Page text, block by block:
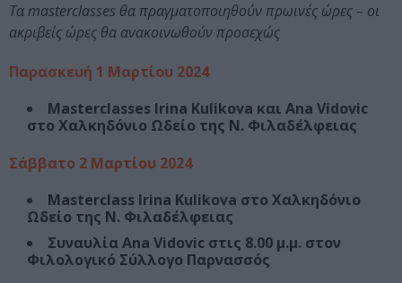
Τα masterclasses θα πραγματοποιηθούν πρωινές ώρες – οι
ακριβείς ώρες θα ανακοινωθούν προσεχώς
Παρασκευή 1 Μαρτίου 2024
Masterclasses Irina Kulikova και Ana Vidovic
στο Χαλκηδόνιο Ωδείο της Ν. Φιλαδέλφειας
Σάββατο 2 Μαρτίου 2024
Masterclass Irina Kulikova στο Χαλκηδόνιο
Ωδείο της Ν. Φιλαδέλφειας
Συναυλία Ana Vidovic στις 8.00 μ.μ. στον
Φιλολογικό Σύλλογο Παρνασσός